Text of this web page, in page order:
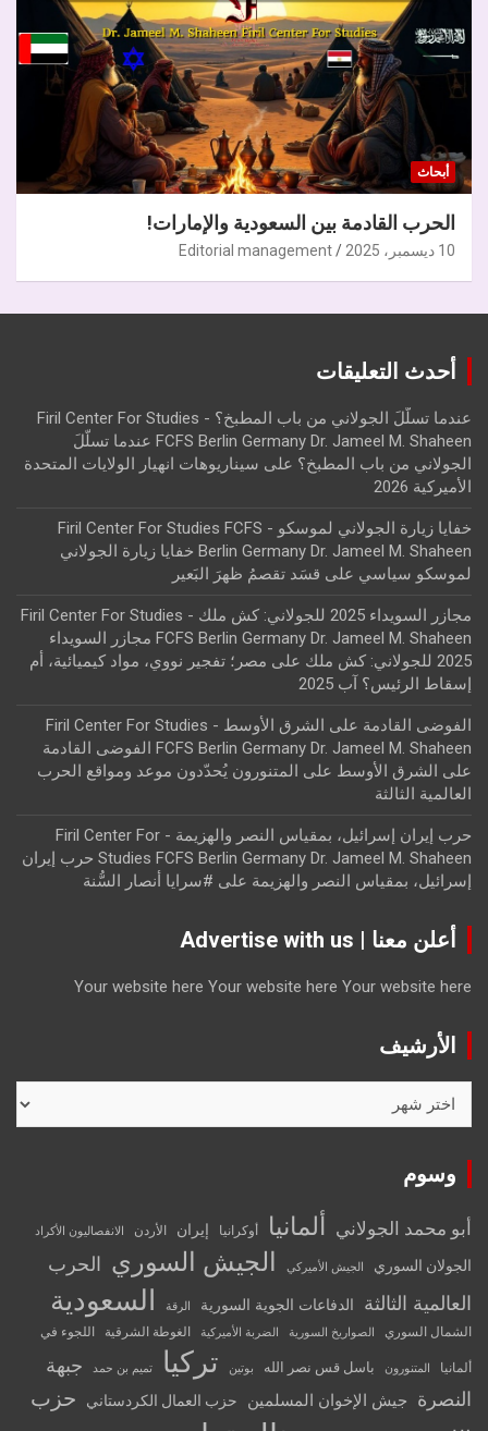
أبحاث
الحرب القادمة بين السعودية والإمارات!
10 ديسمبر، 2025 Editorial management
أحدث التعليقات
عندما تسلّلَ الجولاني من باب المطبخ؟ - Firil Center For Studies
FCFS Berlin Germany Dr. Jameel M. Shaheen عندما تسلّلَ
الجولاني من باب المطبخ؟ على سيناريوهات انهيار الولايات المتحدة
الأميركية 2026
خفايا زيارة الجولاني لموسكو - Firil Center For Studies FCFS
Berlin Germany Dr. Jameel M. Shaheen خفايا زيارة الجولاني
لموسكو سياسي على قسَد تقصمُ ظهرَ البَعير
مجازر السويداء 2025 للجولاني: كش ملك - Firil Center For Studies
FCFS Berlin Germany Dr. Jameel M. Shaheen مجازر السويداء
2025 للجولاني: كش ملك
على مصر؛ تفجير نووي، مواد كيميائية، أم
إسقاط الرئيس؟ آب 2025
الفوضى القادمة على الشرق الأوسط - Firil Center For Studies
FCFS Berlin Germany Dr. Jameel M. Shaheen الفوضى القادمة
على الشرق الأوسط على
المتنورون يُحدّدون موعد ومواقع الحرب
العالمية الثالثة
حرب إيران إسرائيل، بمقياس النصر والهزيمة - Firil Center For
Studies FCFS Berlin Germany Dr. Jameel M. Shaheen حرب إيران
إسرائيل، بمقياس النصر والهزيمة على #سرايا أنصار السُّنة
أعلن معنا | Advertise with us
Your website here Your website here Your website here
الأرشيف
وسوم
أبو محمد الجولاني ألمانيا أوكرانيا إيران الأردن الانفصاليون الأكراد
الجولان السوري الجيش الأميركي الجيش السوري الحرب
العالمية الثالثة
الدفاعات الجوية السورية الرقة السعودية
الشمال السوري الصواريخ السورية الضربة الأميركية الغوطة الشرقية اللجوء في
ألمانيا المتنورون باسل قس نصر الله بوتين تركيا تميم بن حمد
جبهة
النصرة
جيش الإخوان المسلمين حزب العمال الكردستاني
حزب